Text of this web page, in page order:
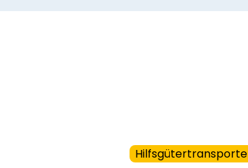
Hilfsgütertransporte